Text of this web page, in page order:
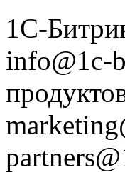
1С-
info@1c-